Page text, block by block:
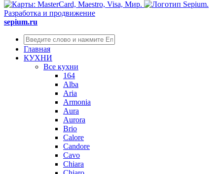
Разработка и продвижение
sepium.ru
Главная
КУХНИ
Все кухни
164
Alba
Aria
Armonia
Aura
Aurora
Brio
Calore
Candore
Cavo
Chiara